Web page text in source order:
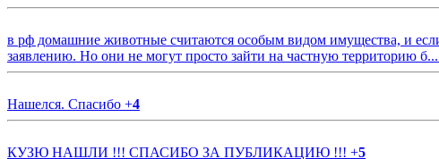
в рф домашние животные считаются особым видом имущества, и
заявлению. Но они не могут просто зайти на частную территорию б...
Нашелся. Спасибо +4
КУЗЮ НАШЛИ !!! СПАСИБО ЗА ПУБЛИКАЦИЮ !!! +5